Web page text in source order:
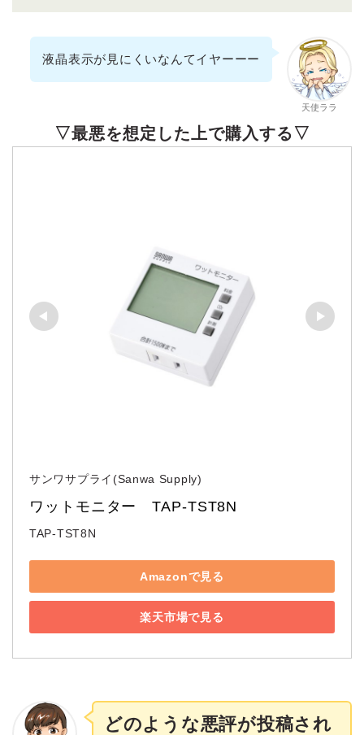
天使ララ
液晶表示が見にくいなんてイヤーーー
▽最悪を想定した上で購入する▽
サンワサプライ(Sanwa Supply)
ワットモニター　TAP-TST8N
TAP-TST8N
Amazonで見る
楽天市場で見る
どのような悪評が投稿され